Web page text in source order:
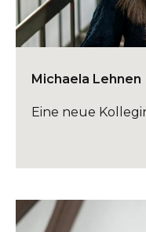
Michaela Lehnen
Eine neue